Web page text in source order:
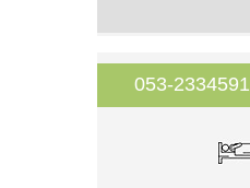
053-2334591